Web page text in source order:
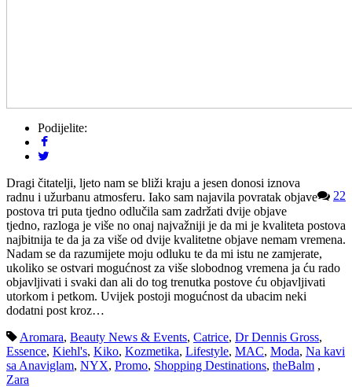
Podijelite:
22
Dragi čitatelji, ljeto nam se bliži kraju a jesen donosi iznova
radnu i užurbanu atmosferu. Iako sam najavila povratak objave
postova tri puta tjedno odlučila sam zadržati dvije objave
tjedno, razloga je više no onaj najvažniji je da mi je kvaliteta postova
najbitnija te da ja za više od dvije kvalitetne objave nemam vremena.
Nadam se da razumijete moju odluku te da mi istu ne zamjerate,
ukoliko se ostvari mogućnost za više slobodnog vremena ja ću rado
objavljivati i svaki dan ali do tog trenutka postove ću objavljivati
utorkom i petkom. Uvijek postoji mogućnost da ubacim neki
dodatni post kroz…
Aromara, Beauty News & Events, Catrice, Dr Dennis Gross,
Essence, Kiehl's, Kiko, Kozmetika, Lifestyle, MAC, Moda, Na kavi
sa Anaviglam, NYX, Promo, Shopping Destinations, theBalm ,
Zara